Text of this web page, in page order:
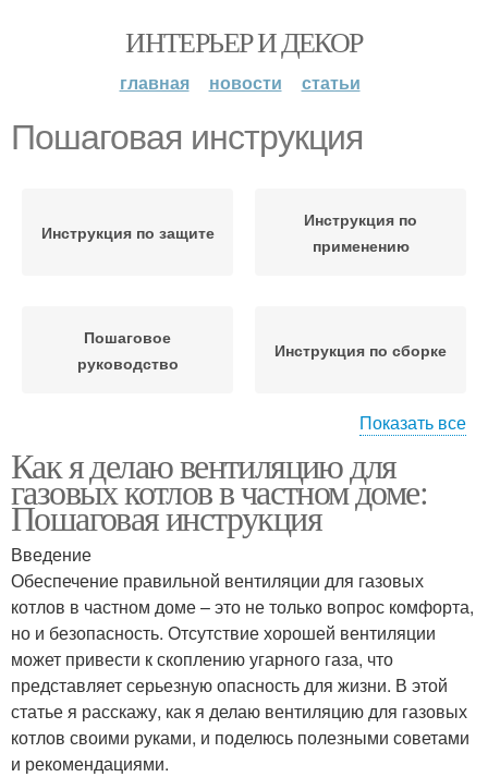
ИНТЕРЬЕР И ДЕКОР
главная новости статьи
Пошаговая инструкция
Инструкция по защите
Инструкция по
применению
Пошаговое
руководство
Инструкция по сборке
изготовлению
Показать все
Как я делаю вентиляцию для
газовых котлов в частном доме:
Пошаговая инструкция
Введение
Обеспечение правильной вентиляции для газовых
котлов в частном доме – это не только вопрос комфорта,
но и безопасность. Отсутствие хорошей вентиляции
может привести к скоплению угарного газа, что
представляет серьезную опасность для жизни. В этой
статье я расскажу, как я делаю вентиляцию для газовых
котлов своими руками, и поделюсь полезными советами
и рекомендациями.